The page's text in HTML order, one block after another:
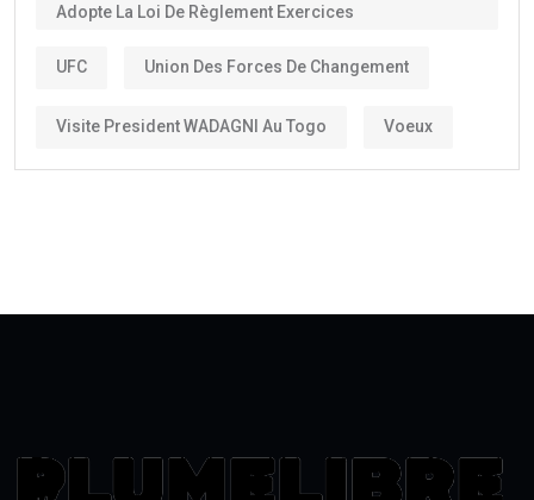
Adopte La Loi De Règlement Exercices
UFC Union Des Forces De Changement
Visite President WADAGNI Au Togo Voeux